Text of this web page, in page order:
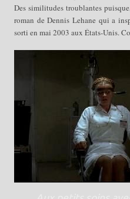
Des similitudes troublantes
roman de Dennis Lehane qui a
sorti en mai 2003 aux États-Unis.